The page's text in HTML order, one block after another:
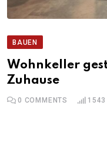
BAUEN
Wohnkeller
Zuhause
0 COMMENTS 1543